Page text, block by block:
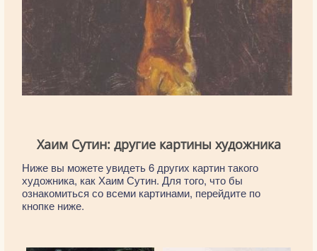
Хаим Сутин: другие картины художника
Ниже вы можете увидеть 6 других картин такого
художника, как Хаим Сутин. Для того, что бы
ознакомиться со всеми картинами, перейдите по
кнопке ниже.